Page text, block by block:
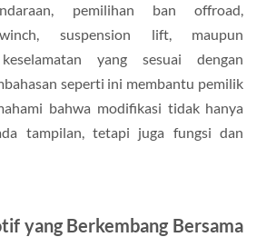
pemilihan ban offroad,
suspension lift, maupun
yang sesuai dengan
seperti ini membantu pemilik
bahwa modifikasi tidak hanya
tampilan, tetapi juga fungsi dan
yang Berkembang Bersama